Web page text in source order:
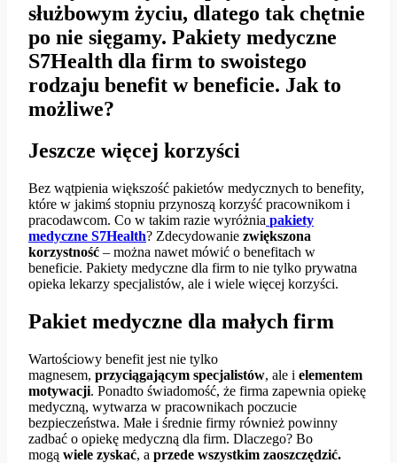
służbowym życiu, dlatego tak chętnie
po nie sięgamy. Pakiety medyczne
S7Health dla firm to swoistego
rodzaju benefit w beneficie. Jak to
możliwe?
Jeszcze więcej korzyści
Bez wątpienia większość pakietów medycznych to benefity,
które w jakimś stopniu przynoszą korzyść pracownikom i
pracodawcom. Co w takim razie wyróżnia pakiety
medyczne S7Health? Zdecydowanie zwiększona
korzystność – można nawet mówić o benefitach w
beneficie. Pakiety medyczne dla firm to nie tylko prywatna
opieka lekarzy specjalistów, ale i wiele więcej korzyści.
Pakiet medyczne dla małych firm
Wartościowy benefit jest nie tylko
magnesem, przyciągającym specjalistów, ale i elementem
motywacji. Ponadto świadomość, że firma zapewnia opiekę
medyczną, wytwarza w pracownikach poczucie
bezpieczeństwa. Małe i średnie firmy również powinny
zadbać o opiekę medyczną dla firm. Dlaczego? Bo
mogą wiele zyskać, a przede wszystkim zaoszczędzić.